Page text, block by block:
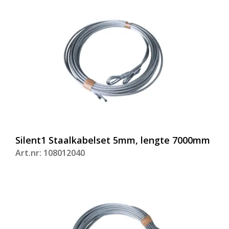
Silent1 Staalkabelset 5mm, lengte 7000mm
Art.nr: 108012040